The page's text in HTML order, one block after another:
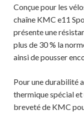
Conçue pour les
chaîne KMC e11
présente une
plus de 30 % la
ainsi de pousser
Pour une durabilité
thermique spécial
breveté de KMC